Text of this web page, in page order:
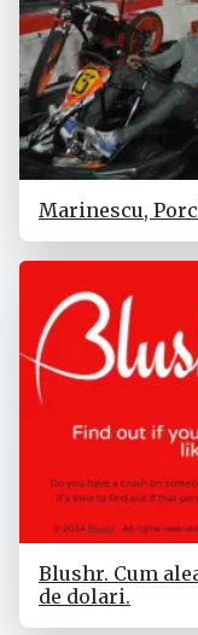
Marinescu,
Blushr. Cum
de dolari.